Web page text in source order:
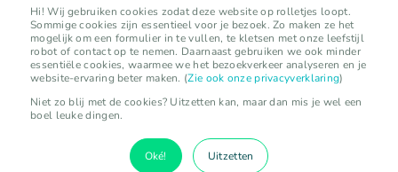
Hi! Wij gebruiken cookies zodat deze website op rolletjes loopt.
Sommige cookies zijn essentieel voor je bezoek. Zo maken ze het
mogelijk om een formulier in te vullen, te kletsen met onze leefstijl
robot of contact op te nemen. Daarnaast gebruiken we ook minder
essentiële cookies, waarmee we het bezoekverkeer analyseren en je
website-ervaring beter maken. (Zie ook onze privacyverklaring)
Niet zo blij met de cookies? Uitzetten kan, maar dan mis je wel een
boel leuke dingen.
Oké! Uitzetten
GezondLand verkennen
lokale initiatieven
organisaties
experts
kalender
activiteiten